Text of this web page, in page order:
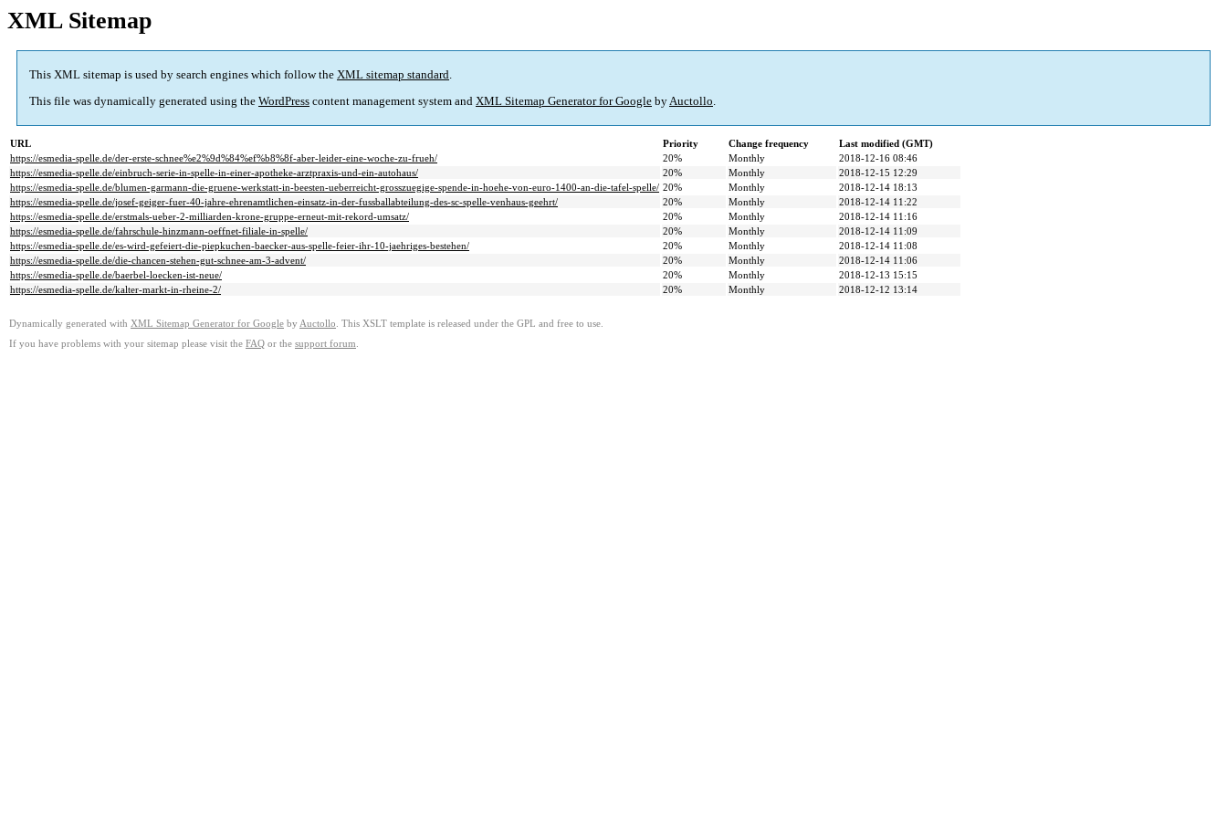
XML Sitemap
This XML sitemap is used by search engines which follow the XML sitemap standard.
This file was dynamically generated using the WordPress content management system and XML Sitemap Generator for Google byAuctollo.
URL Priority Change frequency
Last modified (GMT)
https://esmedia-spelle.de/der-erste-schnee%e2%9d%84%ef%b8%8f-aber-leider-eine-woche-zu-frueh/
20% Monthly
2018-12-16 08:46
https://esmedia-spelle.de/einbruch-serie-in-spelle-in-einer-apotheke-arztpraxis-und-ein-autohaus/
20% Monthly
2018-12-15 12:29
https://esmedia-spelle.de/blumen-garmann-die-gruene-werkstatt-in-beesten-ueberreicht-grosszuegige-spende-in-hoehe-von-euro-1400-an-die-tafel-spelle/ 20% Monthly
2018-12-14 18:13
https://esmedia-spelle.de/josef-geiger-fuer-40-jahre-ehrenamtlichen-einsatz-in-der-fussballabteilung-des-sc-spelle-venhaus-geehrt/
20% Monthly
2018-12-14 11:22
https://esmedia-spelle.de/erstmals-ueber-2-milliarden-krone-gruppe-erneut-mit-rekord-umsatz/
20% Monthly
2018-12-14 11:16
https://esmedia-spelle.de/fahrschule-hinzmann-oeffnet-filiale-in-spelle/
20% Monthly
2018-12-14 11:09
https://esmedia-spelle.de/es-wird-gefeiert-die-piepkuchen-baecker-aus-spelle-feier-ihr-10-jaehriges-bestehen/
20% Monthly
2018-12-14 11:08
https://esmedia-spelle.de/die-chancen-stehen-gut-schnee-am-3-advent/
20% Monthly
2018-12-14 11:06
https://esmedia-spelle.de/baerbel-loecken-ist-neue/
20% Monthly
2018-12-13 15:15
https://esmedia-spelle.de/kalter-markt-in-rheine-2/
20% Monthly 2018-12-12 13:14
Dynamically generated with XML Sitemap Generator for Google by Auctollo . This XSLT template is released under the GPL and free to use.
If you have problems with your sitemap please visit the FAQ or the support forum